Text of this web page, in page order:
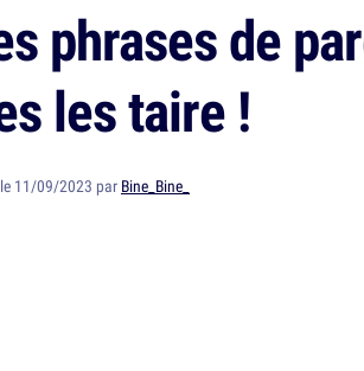
phrases de
les taire !
11/09/2023 par Bine_Bine_